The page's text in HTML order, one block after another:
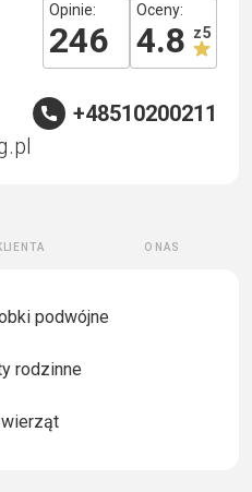
O nas
podwójne
rodzinne
Opinie:
246
Oceny:
4.8 z 5
+48510200211